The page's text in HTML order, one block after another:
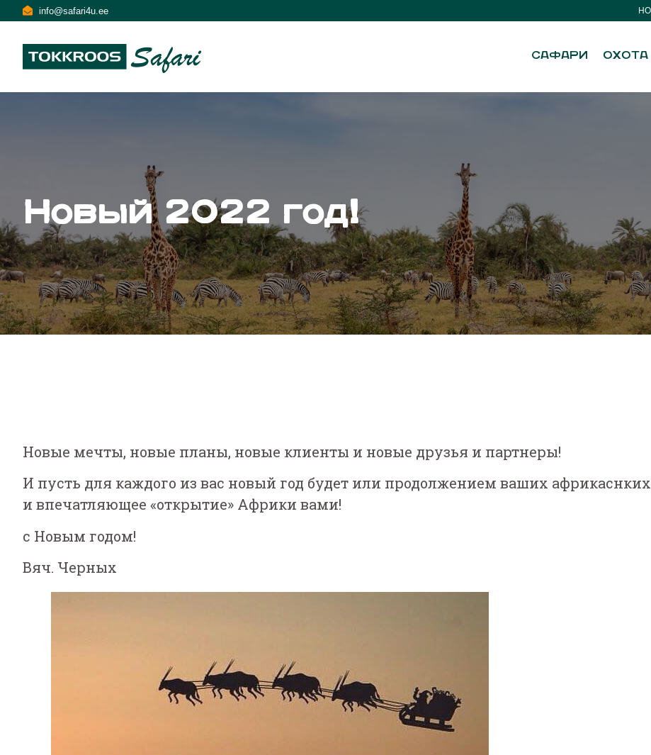
info@safari4u.ee
САФАРИ ОХОТА
Новый 2022 год!
Новые мечты, новые планы, новые клиенты и новые друзья и партнеры!
И пусть для каждого из вас новый год будет или продолжением ваших
и впечатляющее «открытие» Африки вами!
с Новым годом!
Вяч. Черных